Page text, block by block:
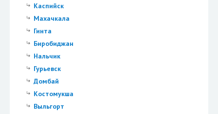
Каспийск
Махачкала
Гинта
Биробиджан
Нальчик
Гурьевск
Домбай
Костомукша
Выльгорт